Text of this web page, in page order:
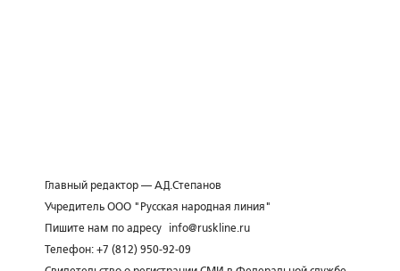
Главный редактор — А.Д.Степанов
Учредитель ООО "Русская народная линия"
Пишите нам по адресу
info@ruskline.ru
Телефон: +7 (812) 950-92-09